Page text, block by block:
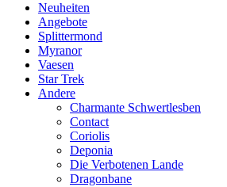
Neuheiten
Angebote
Splittermond
Myranor
Vaesen
Star Trek
Andere
Charmante Schwertlesben
Contact
Coriolis
Deponia
Die Verbotenen Lande
Dragonbane